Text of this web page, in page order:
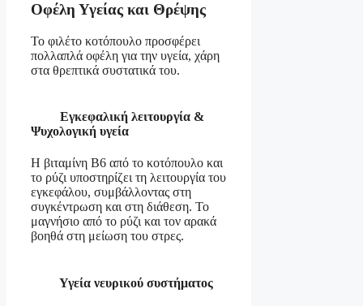
Οφέλη Υγείας και Θρέψης
Το φιλέτο κοτόπουλο προσφέρει
πολλαπλά οφέλη για την υγεία, χάρη
στα θρεπτικά συστατικά του.
Εγκεφαλική λειτουργία &
Ψυχολογική υγεία
Η βιταμίνη Β6 από το κοτόπουλο και
το ρύζι υποστηρίζει τη λειτουργία του
εγκεφάλου, συμβάλλοντας στη
συγκέντρωση και στη διάθεση. Το
μαγνήσιο από το ρύζι και τον αρακά
βοηθά στη μείωση του στρες.
Υγεία νευρικού συστήματος